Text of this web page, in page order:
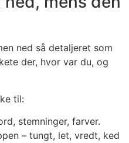
ned så detaljeret som
der, hvor var du, og
til:
stemninger, farver.
– tungt, let, vredt, ked